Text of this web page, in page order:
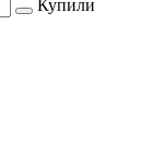
Купили